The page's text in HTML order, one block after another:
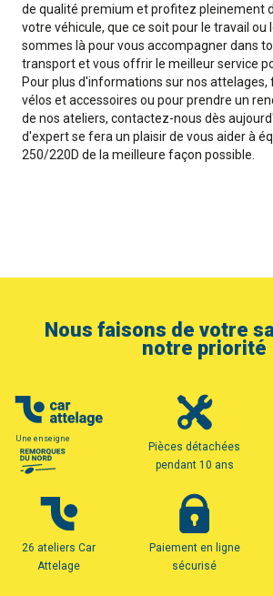
de qualité premium et profitez pleinement
votre véhicule, que ce soit pour le travail ou
sommes là pour vous accompagner dans
transport et vous offrir le meilleur service
Pour plus d'informations sur nos attelages,
vélos et accessoires ou pour prendre un
de nos ateliers, contactez-nous dès
d'expert se fera un plaisir de vous aider à
250/220D de la meilleure façon possible.
Nous faisons de votre
notre priorité
Une enseigne
Pièces détachées
pendant 10 ans
26 ateliers Car
Attelage
Paiement en ligne
sécurisé